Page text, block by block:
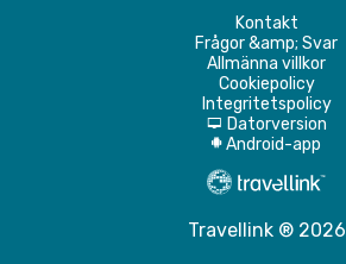
Kontakt
Frågor &amp; Svar
Allmänna villkor
Cookiepolicy
Integritetspolicy
d Datorversion
A Android-app
Travellink ® 2026